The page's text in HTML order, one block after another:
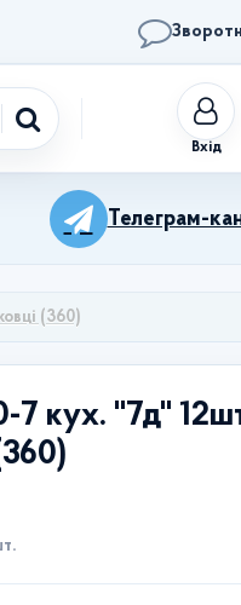
Телеграм-
(360)
кух. "7д"